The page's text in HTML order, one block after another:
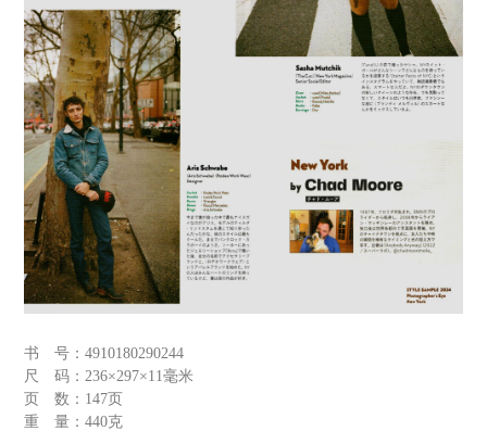
书 号：4910180290244
尺 码： 236×297×11毫米
页 数： 147页
重 量：440克